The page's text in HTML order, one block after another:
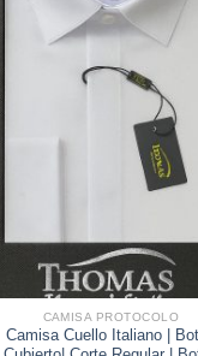
CAMISA PROTOCOLO
Camisa Cuello Italiano |